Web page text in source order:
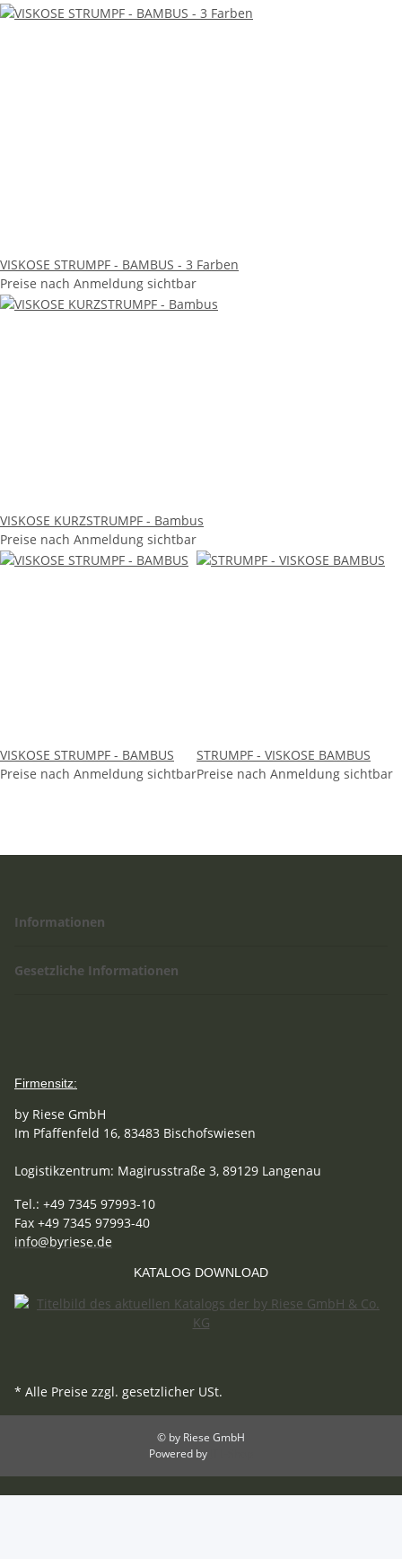
VISKOSE STRUMPF - BAMBUS - 3 Farben
Preise nach Anmeldung sichtbar
VISKOSE KURZSTRUMPF - Bambus
Preise nach Anmeldung sichtbar
VISKOSE STRUMPF - BAMBUS
Preise nach Anmeldung sichtbar
STRUMPF - VISKOSE BAMBUS
Preise nach Anmeldung sichtbar
Informationen
Gesetzliche Informationen
Firmensitz:
by Riese GmbH
Im Pfaffenfeld 16, 83483 Bischofswiesen
Logistikzentrum: Magirusstraße 3, 89129 Langenau
Tel.: +49 7345 97993-10
Fax +49 7345 97993-40
info@byriese.de
KATALOG DOWNLOAD
* Alle Preise zzgl. gesetzlicher USt.
© by Riese GmbH
Powered by